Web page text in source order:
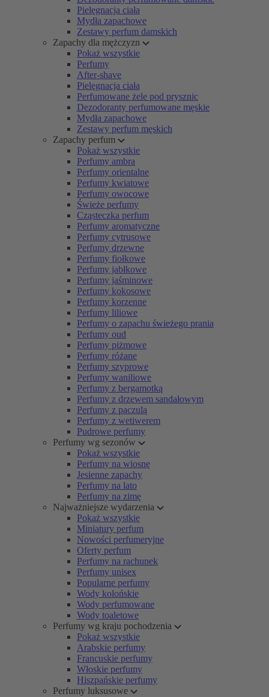
Pielęgnacja ciała
Mydła zapachowe
Zestawy perfum damskich
Zapachy dla mężczyzn
Pokaż wszystkie
Perfumy
After-shave
Pielęgnacja ciała
Perfumowane żele pod prysznic
Dezodoranty perfumowane męskie
Mydła zapachowe
Zestawy perfum męskich
Zapachy perfum
Pokaż wszystkie
Perfumy ambra
Perfumy orientalne
Perfumy kwiatowe
Perfumy owocowe
Świeże perfumy
Cząsteczka perfum
Perfumy aromatyczne
Perfumy cytrusowe
Perfumy drzewne
Perfumy fiołkowe
Perfumy jabłkowe
Perfumy jaśminowe
Perfumy kokosowe
Perfumy korzenne
Perfumy liliowe
Perfumy o zapachu świeżego prania
Perfumy oud
Perfumy piżmowe
Perfumy różane
Perfumy szyprowe
Perfumy waniliowe
Perfumy z bergamotką
Perfumy z drzewem sandałowym
Perfumy z paczulą
Perfumy z wetiwerem
Pudrowe perfumy
Perfumy wg sezonów
Pokaż wszystkie
Perfumy na wiosnę
Jesienne zapachy
Perfumy na lato
Perfumy na zimę
Najważniejsze wydarzenia
Pokaż wszystkie
Miniatury perfum
Nowości perfumeryjne
Oferty perfum
Perfumy na rachunek
Perfumy unisex
Popularne perfumy
Wody kolońskie
Wody perfumowane
Wody toaletowe
Perfumy wg kraju pochodzenia
Pokaż wszystkie
Arabskie perfumy
Francuskie perfumy
Włoskie perfumy
Hiszpańskie perfumy
Perfumy luksusowe